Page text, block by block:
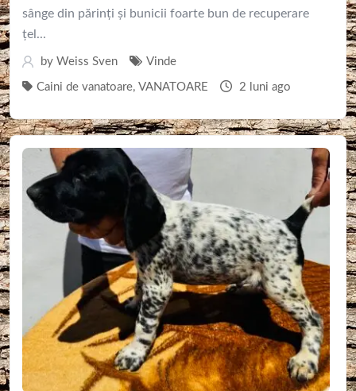
sânge din părinți și bunicii foarte bun de recuperare
țel...
by Weiss Sven Vinde
Caini de vanatoare, VANATOARE 2 luni ago